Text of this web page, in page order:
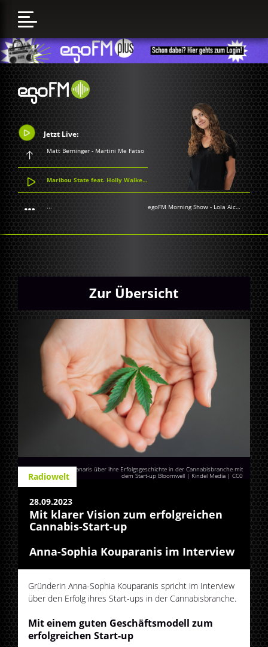
Jetzt Live:
Matt Berninger - Martini Me Fatso
Maribou State feat. Holly Walker - Otherside
... egoFM Morning Show - Lola Aichner
Zur Übersicht
Anna-Sophia Koupanaris über ihre Erfolgsgeschichte in der Cannabisbranche mit
dem Start-up Bloomwell | Kindel Media |CC0
Radiowelt
28.09.2023
Mit klarer Vision zum erfolgreichen
Cannabis-Start-up
Anna-Sophia Kouparanis im Interview
Gründerin Anna-Sophia Kouparanis spricht im Interview
über den Erfolg ihres Start-ups in der Cannabisbranche.
Mit einem guten Geschäftsmodell zum
erfolgreichen Start-up